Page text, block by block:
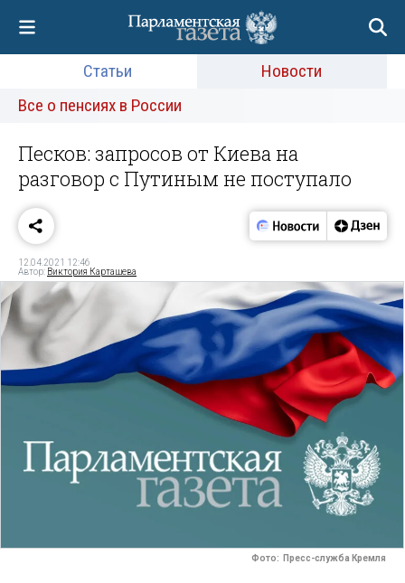
Статьи
Новости
Все о пенсиях в России
Песков: запросов от Киева на
разговор с Путиным не поступало
12.04.2021 12:46
Автор: Виктория Карташева
Фото: Пресс-служба Кремля